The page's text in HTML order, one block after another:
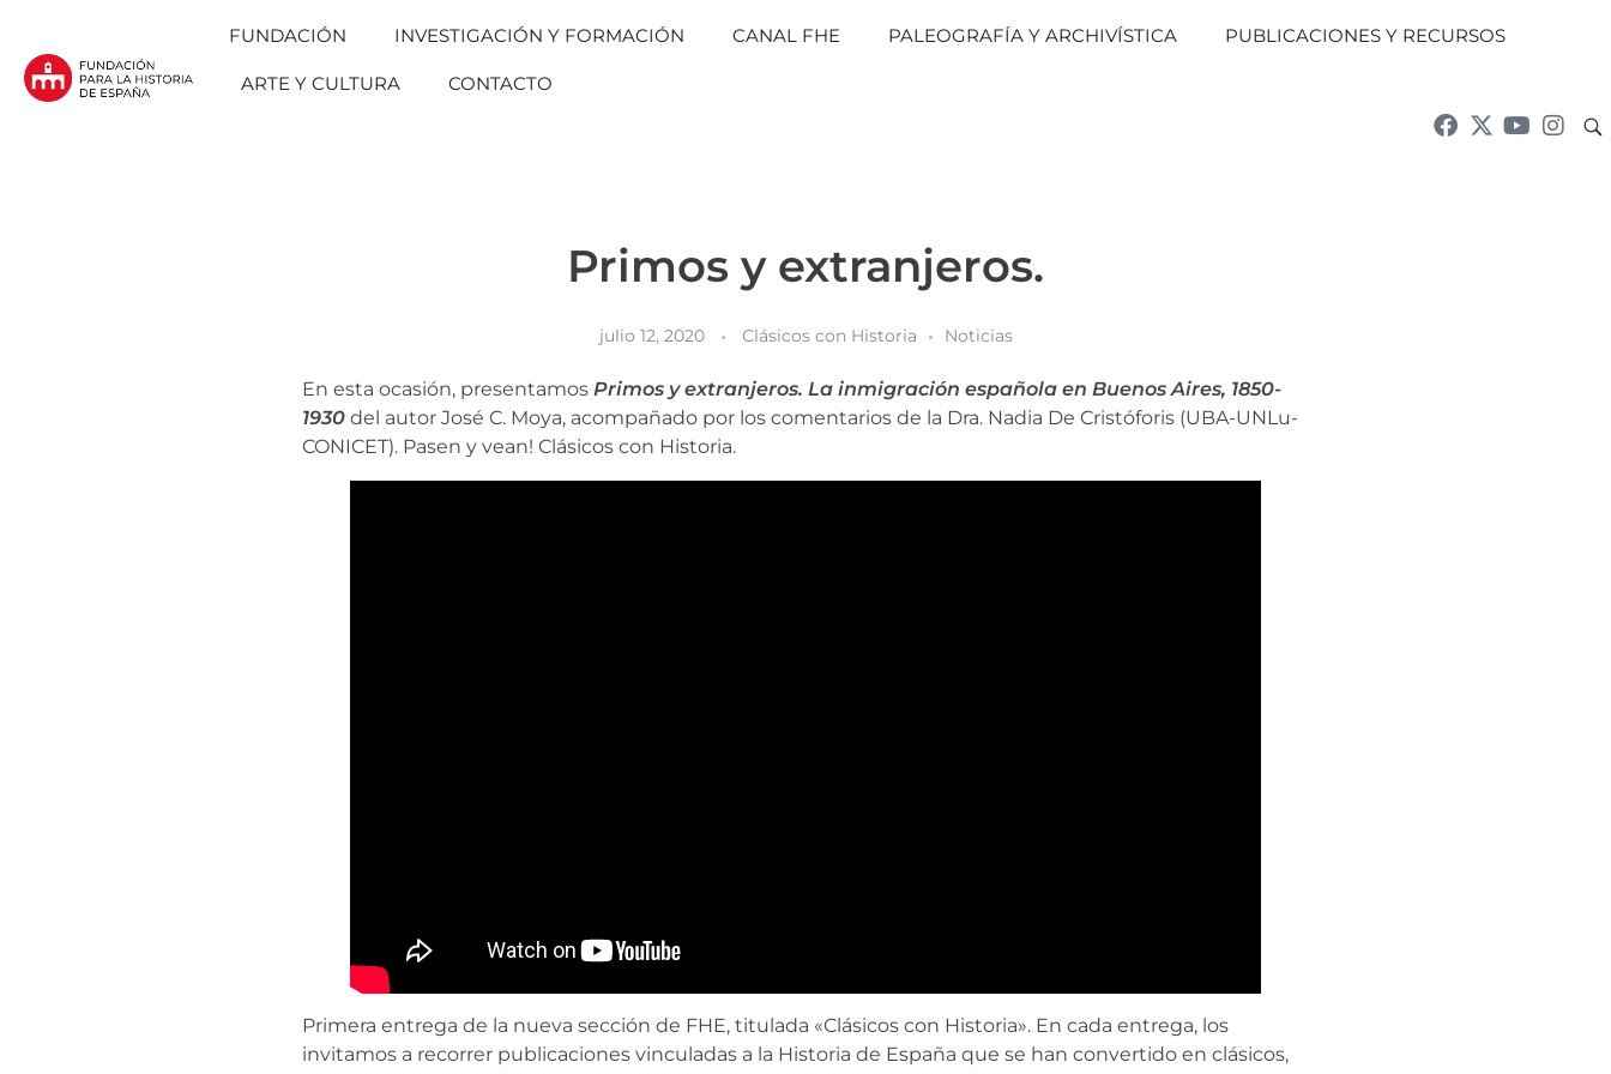
FUNDACIÓN INVESTIGACIÓN Y FORMACIÓN CANAL FHE PALEOGRAFÍA Y ARCHIVÍSTICA PUBLICACIONES Y RECURSOS
ARTE Y CULTURA CONTACTO
Primos y extranjeros.
julio 12, 2020 Clásicos con Historia Noticias
En esta ocasión, presentamos Primos y extranjeros. La inmigración española en Buenos Aires, 1850-
1930 del autor José C. Moya, acompañado por los comentarios de la Dra. Nadia De Cristóforis (UBA-UNLu-
CONICET). Pasen y vean! Clásicos con Historia.
Primera entrega de la nueva sección de FHE, titulada «Clásicos con Historia». En cada entrega, los
invitamos a recorrer publicaciones vinculadas a la Historia de España que se han convertido en clásicos,